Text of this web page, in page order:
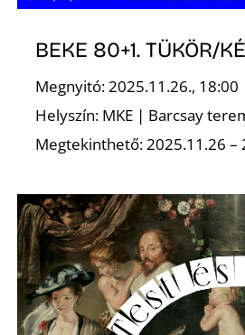
BEKE 80+1. TÜKÖR/
Megnyitó: 2025.11.26., 18:00
Helyszín: MKE | Barcsay
Megtekinthető: 2025.11.26 –